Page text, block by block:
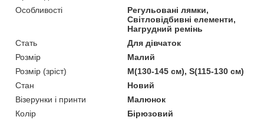
Особливості
Регульовані лямки,
Світловідбивні елементи,
Нагрудний ремінь
Стать
Для дівчаток
Розмір
Малий
Розмір (зріст)
M(130-145 см), S(115-130 см)
Стан
Новий
Візерунки і принти
Малюнок
Колір
Бірюзовий